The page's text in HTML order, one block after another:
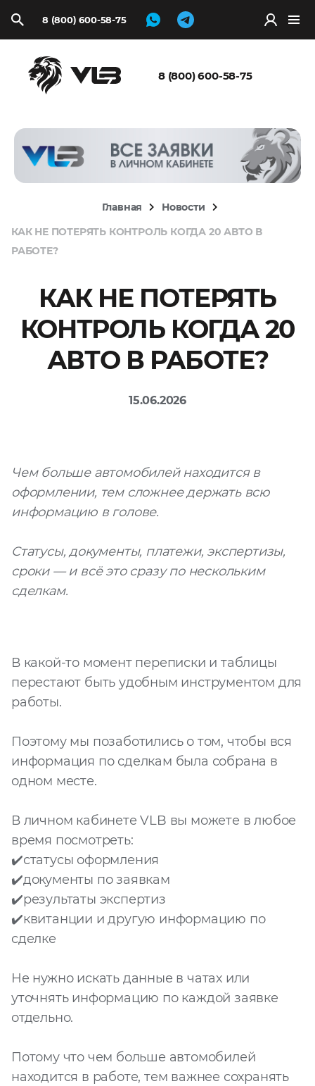
8 (800) 600-58-75
8 (800) 600-58-75
Главная
Новости
КАК НЕ ПОТЕРЯТЬ КОНТРОЛЬ КОГДА 20 АВТО В
РАБОТЕ?
КАК НЕ ПОТЕРЯТЬ
КОНТРОЛЬ КОГДА 20
АВТО В РАБОТЕ?
15.06.2026
Чем больше автомобилей находится в
оформлении, тем сложнее держать всю
информацию в голове.
Статусы, документы, платежи, экспертизы,
сроки — и всё это сразу по нескольким
сделкам.
В какой-то момент переписки и таблицы
перестают быть удобным инструментом для
работы.
Поэтому мы позаботились о том, чтобы вся
информация по сделкам была собрана в
одном месте.
В личном кабинете VLB вы можете в любое
время посмотреть:
✔️статусы оформления
✔️документы по заявкам
✔️результаты экспертиз
✔️квитанции и другую информацию по
сделке
Не нужно искать данные в чатах или
уточнять информацию по каждой заявке
отдельно.
Потому что чем больше автомобилей
находится в работе, тем важнее сохранять
Запросить
расчёт
Выбрать файл
не
выбран
конфиденциальности
и наобработку моих
персональных
данных
Запросить расчёт